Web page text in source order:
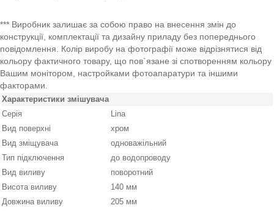
*** Виробник залишає за собою право на внесення змін до
конструкції, комплектації та дизайну приладу без попереднього
повідомлення. Колір виробу на фотографії може відрізнятися від
кольору фактичного товару, що пов`язане зі спотворенням кольору
Вашим монітором, настройками фотоапаратури та іншими
факторами.
Характеристики змішувача
Серія
Lina
Вид поверхні
хром
Вид зміщувача
одноважільний
Тип підключення
до водопроводу
Вид виливу
поворотний
Висота виливу
140 мм
Довжина виливу
205 мм